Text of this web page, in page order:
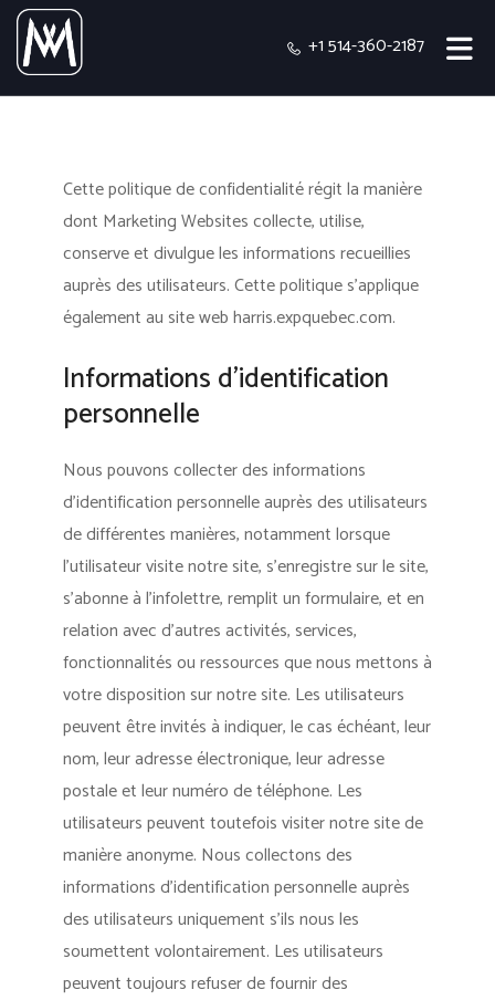
+1 514-360-2187
Cette politique de confidentialité régit la manière
dont Marketing Websites collecte, utilise,
conserve et divulgue les informations recueillies
auprès des utilisateurs.Cette politique s'applique
également au site web harris.expquebec.com.
Informations d’identification
personnelle
Nous pouvons collecter des informations
d’identification personnelle auprès des utilisateurs
de différentes manières, notamment lorsque
l’utilisateur visite notre site, s’enregistre sur le site,
s’abonne à l’infolettre, remplit un formulaire, et en
relation avec d’autres activités, services,
fonctionnalités ou ressources que nous mettons à
votre disposition sur notre site. Les utilisateurs
peuvent être invités à indiquer, le cas échéant, leur
nom, leur adresse électronique, leur adresse
postale et leur numéro de téléphone. Les
utilisateurs peuvent toutefois visiter notre site de
manière anonyme. Nous collectons des
informations d’identification personnelle auprès
des utilisateurs uniquement s’ils nous les
soumettent volontairement. Les utilisateurs
peuvent toujours refuser de fournir des